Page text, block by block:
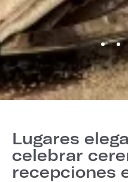
Lugares
celebrar
recepciones